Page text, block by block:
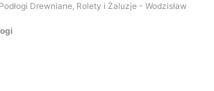
Drewniane, Rolety i Żaluzje - Wodzisław